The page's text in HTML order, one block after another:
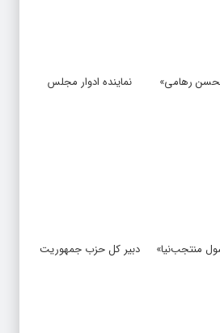
رهامی» نماینده ادوار مجلس
منتجب‌نیا» دبیر کل حزب جمهوریت